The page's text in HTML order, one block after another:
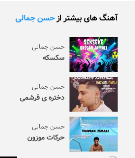
آهنگ های بیشتر ازحسن جمالی
حسن جمالی
سکسکه
حسن جمالی
دختره ی قرشمی
حسن جمالی
حرکات موزون